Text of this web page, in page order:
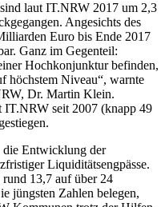
laut IT.NRW 2017 um 2,3
Angesichts des
Euro bis Ende 2017
Ganz im Gegenteil:
Hochkonjunktur befinden,
höchstem Niveau“, warnte
Dr. Martin Klein.
IT.NRW seit 2007 (knapp 49
die Entwicklung der
Liquiditätsengpässe.
13,7 auf über 24
jüngsten Zahlen belegen,